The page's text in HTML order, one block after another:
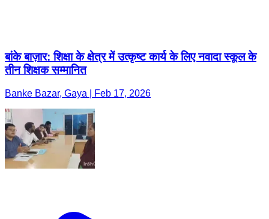
बांके बाज़ार: शिक्षा के क्षेत्र में उत्कृष्ट कार्य के लिए नवादा स्कूल के
तीन शिक्षक सम्मानित
Banke Bazar, Gaya | Feb 17, 2026